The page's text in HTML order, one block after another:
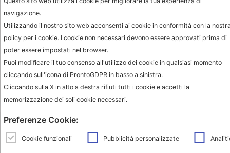
info@milanohome.it
jacopo.muto@milanohome.it
MHC is a worldwide registered
navigazione.
Utilizzando il nostro sito web acconsenti ai cookie in conformità con la
policy per i cookie. I cookie non necessari devono essere approvati prima di
poter essere impostati nel browser.
Puoi modificare il tuo consenso all'utilizzo dei cookie in qualsiasi momento
cliccando sull'icona di ProntoGDPR in basso a sinistra.
Cliccando sulla X in alto a destra rifiuti tutti i cookie e accetti la
memorizzazione dei soli cookie necessari.
Preferenze Cookie:
Cookie funzionali Pubblicità personalizzate